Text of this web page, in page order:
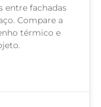
entre fachadas
Compare a
térmico e